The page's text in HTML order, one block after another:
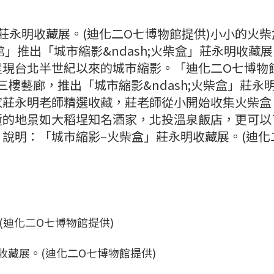
永明收藏展。(迪化二O七博物館提供)小小的火
推出「城市縮影&ndash;火柴盒」莊永明收藏
台北半世紀以來的城市縮影。「迪化二O七博物
樓藝廊，推出「城市縮影&ndash;火柴盒」莊永
永明老師精選收藏，莊老師從小開始收集火柴
地景如大稻埕知名酒家，北投溫泉飯店，更可
明：「城市縮影–火柴盒」莊永明收藏展。(迪化
藏展。(迪化二O七博物館提供)